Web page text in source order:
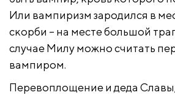
Или вампиризм зародился в
скорби – на месте большой
случае Милу можно считать
вампиром.
Перевоплощение и деда